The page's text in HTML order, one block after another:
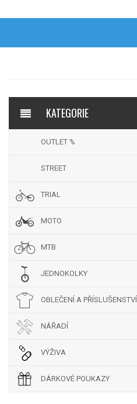
KATEGORIE
OUTLET %
STREET
TRIAL
MOTO
MTB
JEDNOKOLKY
OBLEČENÍ A PŘÍSLUŠENSTVÍ
NÁŘADÍ
VÝŽIVA
DÁRKOVÉ POUKAZY